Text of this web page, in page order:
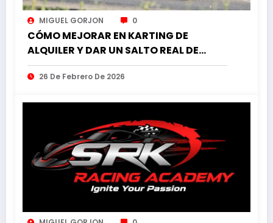
MIGUEL GORJON 0
CÓMO MEJORAR EN KARTING DE
ALQUILER Y DAR UN SALTO REAL DE
RENDIMIENTO EN PISTA
26 De Febrero De 2026